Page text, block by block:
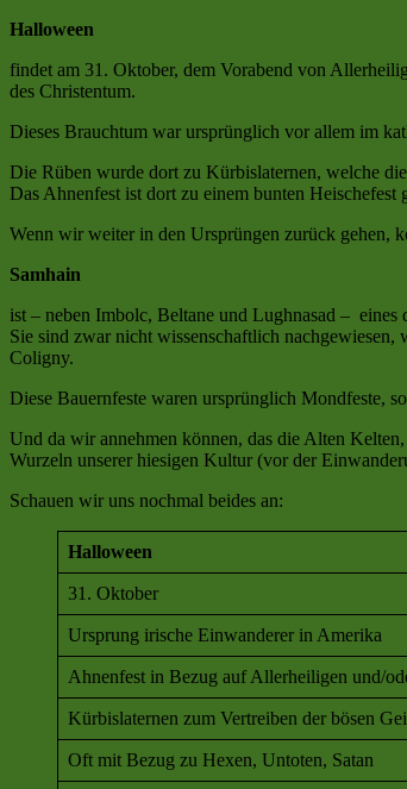
Halloween
findet am 31. Oktober, dem Vorabend von
des Christentum.
Dieses Brauchtum war ursprünglich vor allem im
Die Rüben wurde dort zu Kürbislaternen, welche
Das Ahnenfest ist dort zu einem bunten
Wenn wir weiter in den Ursprüngen zurück gehen,
Samhain
ist – neben Imbolc, Beltane und Lughnasad –
Sie sind zwar nicht wissenschaftlich nachgewiesen,
Coligny.
Diese Bauernfeste waren ursprünglich Mondfeste,
Und da wir annehmen können, das die Alten
Wurzeln unserer hiesigen Kultur (vor der
Schauen wir uns nochmal beides an:
Halloween
31. Oktober
Ursprung irische Einwanderer in Amerika
Ahnenfest in Bezug auf Allerheiligen und/
Kürbislaternen zum Vertreiben der bösen
Oft mit Bezug zu Hexen, Untoten, Satan